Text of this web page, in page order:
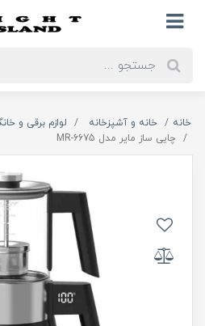
خانه خانه و آشپزخانه لوازم برقی و
چایی ساز مایر مدل MR-6675